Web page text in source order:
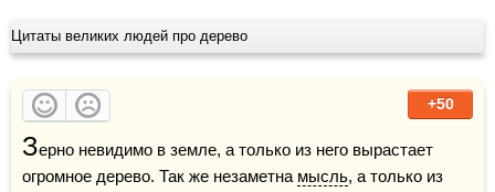
Цитаты великих людей про дерево
+50
Зерно невидимо в земле, а только из него вырастает
огромное дерево. Так же незаметна мысль, а только из